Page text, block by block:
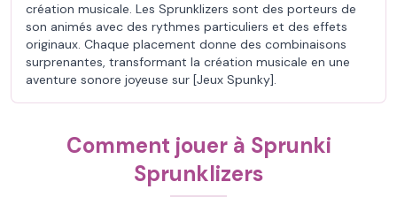
création musicale. Les Sprunklizers sont des porteurs de
son animés avec des rythmes particuliers et des effets
originaux. Chaque placement donne des combinaisons
surprenantes, transformant la création musicale en une
aventure sonore joyeuse sur [Jeux Spunky].
Comment jouer à Sprunki
Sprunklizers